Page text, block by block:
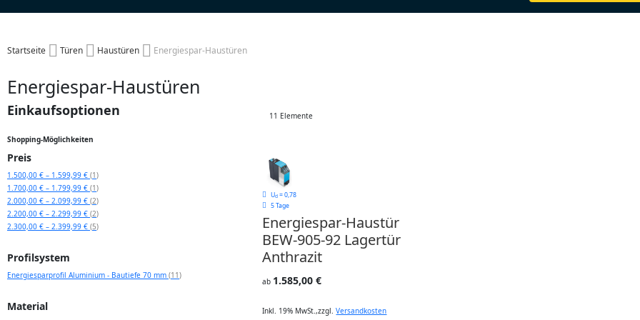
Startseite Türen Haustüren Energiespar-Haustüren
Energiespar-Haustüren
11 Elemente
Ud = 0,78
5 Tage
Energiespar-Haustür
BEW-905-92 Lagertür
Anthrazit
ab 1.585,00 €
Inkl. 19% MwSt.,zzgl.Versandkosten
Einkaufsoptionen
Shopping-Möglichkeiten
Preis
1.500,00 € – 1.599,99 € 1Artikel
1.700,00 € – 1.799,99 € 1Artikel
2.000,00 € – 2.099,99 € 2Artikel
2.200,00 € – 2.299,99 € 2Artikel
2.300,00 € – 2.399,99 € 5Artikel
Profilsystem
Energiesparprofil Aluminium - Bautiefe 70 mm 11Artikel
Material